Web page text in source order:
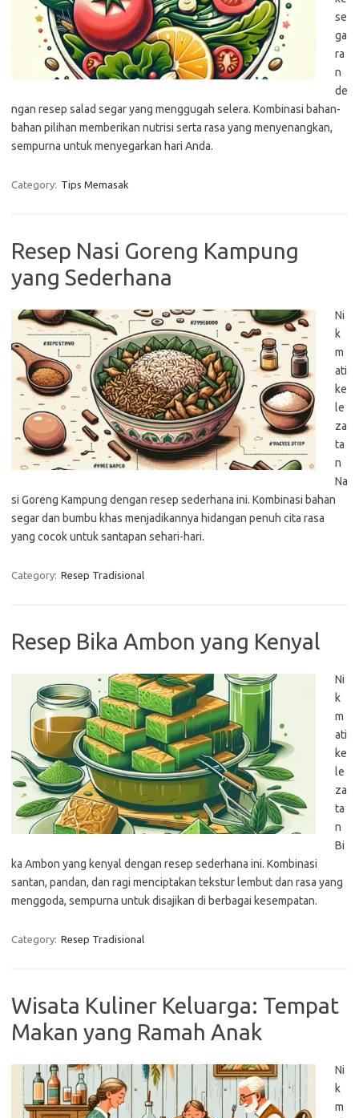
se
ga
ra
n
de
ngan resep salad segar yang menggugah selera. Kombinasi bahan-
bahan pilihan memberikan nutrisi serta rasa yang menyenangkan,
sempurna untuk menyegarkan hari Anda.
Category: Tips Memasak
Resep Nasi Goreng Kampung
yang Sederhana
Ni
k
m
ati
ke
le
za
ta
n
Na
si Goreng Kampung dengan resep sederhana ini. Kombinasi bahan
segar dan bumbu khas menjadikannya hidangan penuh cita rasa
yang cocok untuk santapan sehari-hari.
Category: Resep Tradisional
Resep Bika Ambon yang Kenyal
Ni
k
m
ati
ke
le
za
ta
n
Bi
ka Ambon yang kenyal dengan resep sederhana ini. Kombinasi
santan, pandan, dan ragi menciptakan tekstur lembut dan rasa yang
menggoda, sempurna untuk disajikan di berbagai kesempatan.
Category: Resep Tradisional
Wisata Kuliner Keluarga: Tempat
Makan yang Ramah Anak
Ni
k
m